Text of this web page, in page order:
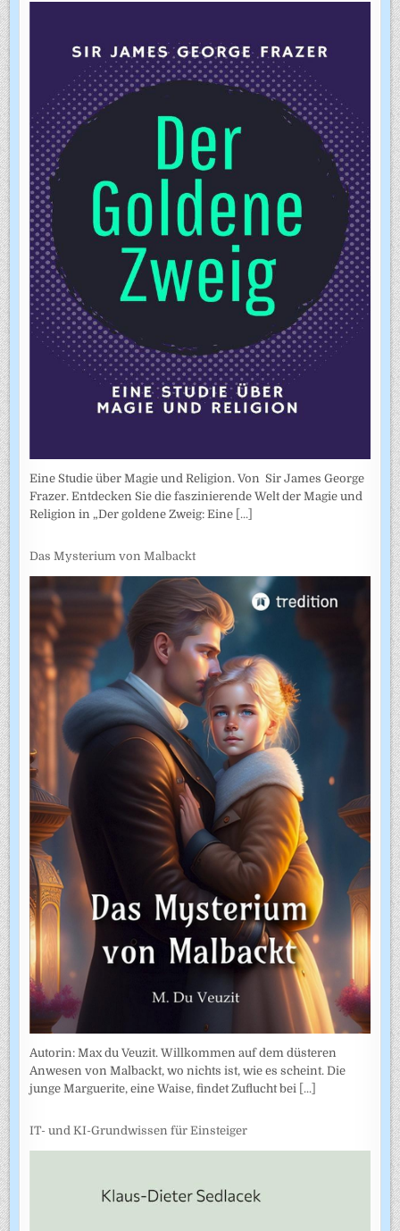
Eine Studie über Magie und Religion. Von Sir James George
Frazer. Entdecken Sie die faszinierende Welt der Magie und
Religion in „Der goldene Zweig: Eine [...]
Das Mysterium von Malbackt
Autorin: Max du Veuzit. Willkommen auf dem düsteren
Anwesen von Malbackt, wo nichts ist, wie es scheint. Die
junge Marguerite, eine Waise, findet Zuflucht bei [...]
IT- und KI-Grundwissen für Einsteiger